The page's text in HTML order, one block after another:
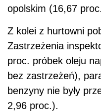
opolskim (16,67
Z kolei z hurtowni
Zastrzeżenia
proc. próbek oleju
bez zastrzeżeń),
benzyny nie były
2,96 proc.).